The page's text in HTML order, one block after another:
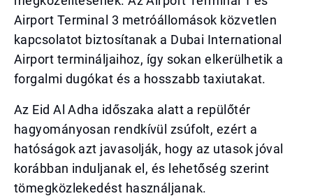
Airport Terminal 3 metróállomások közvetlen
kapcsolatot biztosítanak a Dubai International
Airport termináljaihoz, így sokan elkerülhetik a
forgalmi dugókat és a hosszabb taxiutakat.
Az Eid Al Adha időszaka alatt a repülőtér
hagyományosan rendkívül zsúfolt, ezért a
hatóságok azt javasolják, hogy az utasok jóval
korábban induljanak el, és lehetőség szerint
tömegközlekedést használjanak.